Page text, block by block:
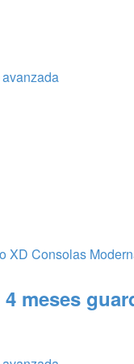
XD Consolas
meses